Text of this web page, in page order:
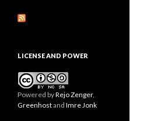
LICENSE AND POWER
Powered byRejo Zenger,
Greenhostand Imre Jonk